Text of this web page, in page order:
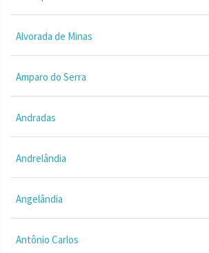
Alvorada de Minas
Amparo do Serra
Andradas
Andrelândia
Angelândia
Antônio Carlos